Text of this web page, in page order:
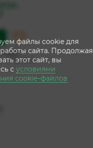
12 августа
файлы cookie для
сайта. Продолжая
этот сайт, вы
сусловиями
cookie–файлов